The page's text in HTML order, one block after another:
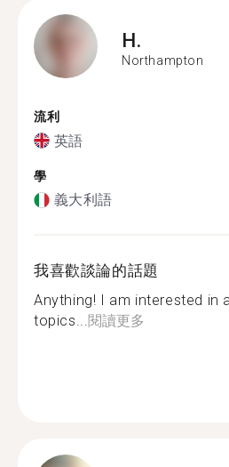
H.
Northampton
流利
英語
學
義大利語
我喜歡談論的話題
Anything! I am interested in
topics...閱讀更多